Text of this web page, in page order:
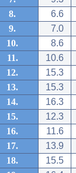
8.
6.6
9.
7.0
10.
8.6
11.
10.6
12.
15.3
13.
15.3
14.
16.3
15.
12.3
16.
11.6
17.
13.9
18.
15.5